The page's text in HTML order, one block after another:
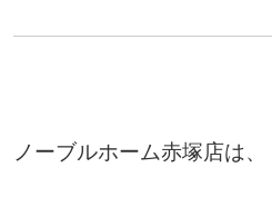
ノーブルホーム赤塚店は、